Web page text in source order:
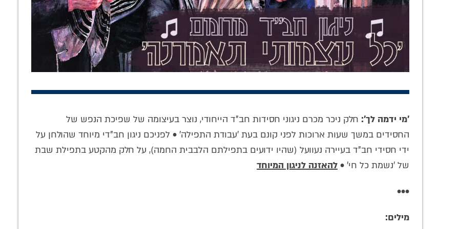
'מי ידמה לך': חלק ניכר מכרם ניגוני חסידות חב"ד הייחודי, נוצר בעיצומה של שפיכת הנפש של
החסידים במשך שעות ארוכות לפני קונם בעת 'עבודת התפילה' • לפניכם ניגון חב"די מיוחד שהולחן על
ידי חסידי חב"ד בעיירה נעוועל (שהיו ידועים בתפילתם הלבבית החמה), על חלק מהקטע בתפילת שבת
של 'נשמת כל חי' • להאזנה לניגון המיוחד
•••
מילים:
הלהיט החסידי של
חסידים כבר רכשו
שכבש את
ליובאוויטש
'להתפלל' עם מאמר
היומי: המשא המלא
שושלת המשפיעים
שלמה חיים קסלמן
• צפו
לראות את הבלתי
שבנו לא מבין על
התוועדות חסידית
להשיב את הרוח:
להורדה